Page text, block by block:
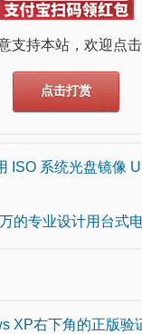
支持本站，欢迎点
点击打赏
ISO 系统光盘镜像
的专业设计用台式
XP右下角的正版验